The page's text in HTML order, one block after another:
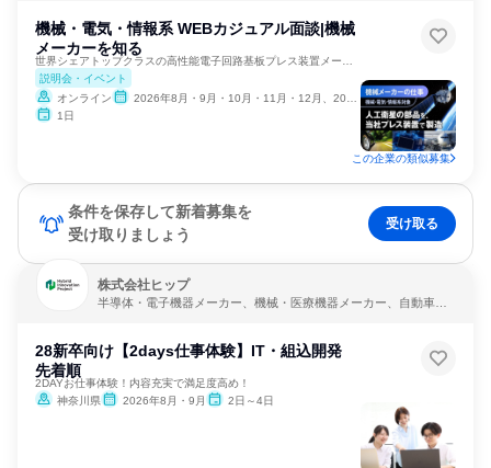
機械・電気・情報系 WEBカジュアル面談|機械
メーカーを知る
説明会・イベント
オンライン
2026年8月・9月・10月・11月・12月、2027年1月
1日
この企業の類似募集
条件を保存して新着募集を
受け取りましょう
受け取る
株式会社ヒップ
半導体・電子機器メーカー、機械・医療機器メーカー、自動車・
28新卒向け【2days仕事体験】IT・組込開発
先着順
2DAYお仕事体験！内容充実で満足度高め！
神奈川県
2026年8月・9月 2日～4日